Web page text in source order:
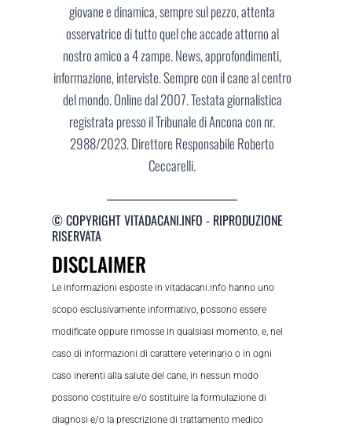
giovane e dinamica, sempre sul pezzo, attenta
osservatrice di tutto quel che accade attorno al
nostro amico a 4 zampe. News, approfondimenti,
informazione, interviste. Sempre con il cane al centro
del mondo. Online dal 2007. Testata giornalistica
registrata presso il Tribunale di Ancona con nr.
2988/2023. Direttore Responsabile Roberto
Ceccarelli.
© COPYRIGHT VITADACANI.INFO - RIPRODUZIONE
RISERVATA
DISCLAIMER
Le informazioni esposte in vitadacani.info hanno uno
scopo esclusivamente informativo, possono essere
modificate oppure rimosse in qualsiasi momento, e, nel
caso di informazioni di carattere veterinario o in ogni
caso inerenti alla salute del cane, in nessun modo
possono costituire e/o sostituire la formulazione di
diagnosi e/o la prescrizione di trattamento medico